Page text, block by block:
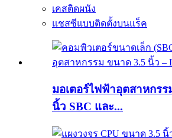
เคสติดผนัง
แชสซีแบบติดตั้งบนแร็ค
มอเตอร์ไฟฟ้าอุตสาหกร
นิ้ว SBC และ...